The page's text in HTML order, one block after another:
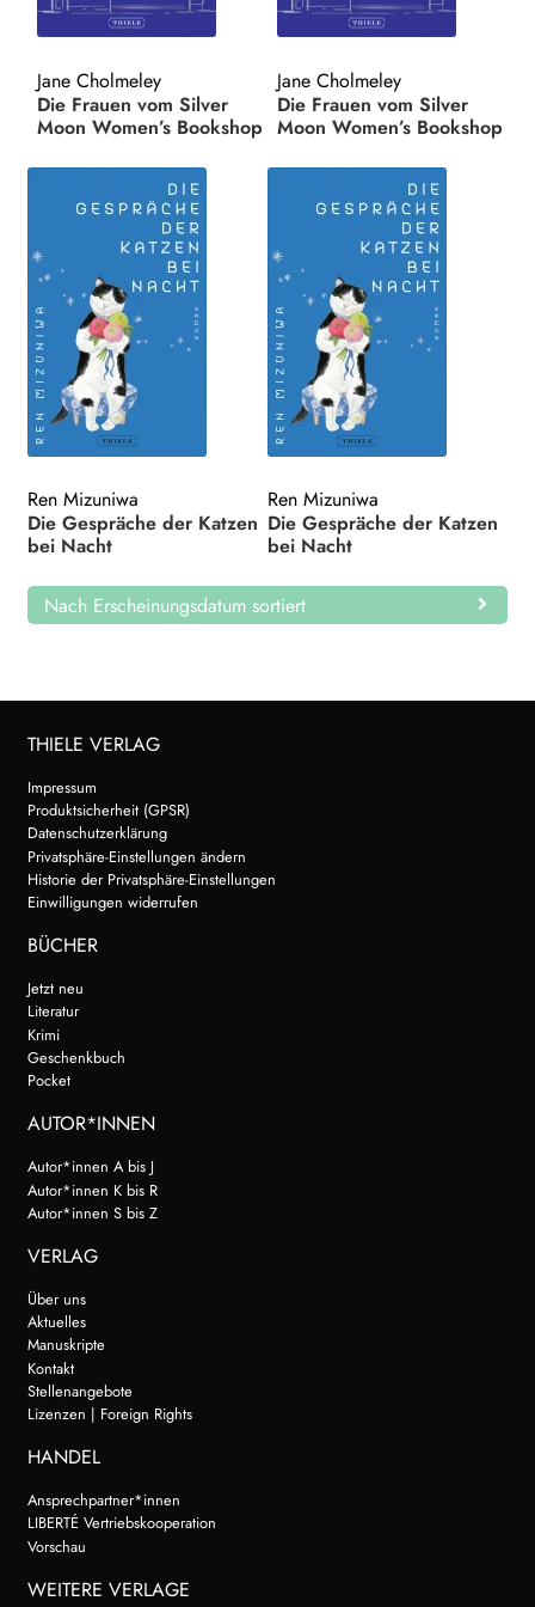
Search:
Jane Cholmeley
Die Frauen vom Silver
Moon Women’s Bookshop
Jane Cholmeley
Die Frauen vom Silver
Moon Women’s Bookshop
Ren Mizuniwa
Die Gespräche der Katzen
bei Nacht
Ren Mizuniwa
Die Gespräche der Katzen
bei Nacht
Nach Erscheinungsdatum sortiert
THIELE VERLAG
Impressum
Produktsicherheit (GPSR)
Datenschutzerklärung
Privatsphäre-Einstellungen ändern
Historie der Privatsphäre-Einstellungen
Einwilligungen widerrufen
BÜCHER
Jetzt neu
Literatur
Krimi
Geschenkbuch
Pocket
AUTOR*INNEN
Autor*innen A bis J
Autor*innen K bis R
Autor*innen S bis Z
VERLAG
Über uns
Aktuelles
Manuskripte
Kontakt
Stellenangebote
Lizenzen | Foreign Rights
HANDEL
Ansprechpartner*innen
LIBERTÉ Vertriebskooperation
Vorschau
WEITERE VERLAGE